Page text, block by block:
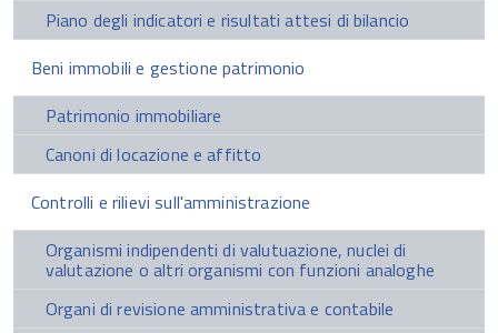
Piano degli indicatori e risultati attesi di bilancio
Beni immobili e gestione patrimonio
Patrimonio immobiliare
Canoni di locazione e affitto
Controlli e rilievi sull'amministrazione
Organismi indipendenti di valutuazione, nuclei di
valutazione o altri organismi con funzioni analoghe
Organi di revisione amministrativa e contabile